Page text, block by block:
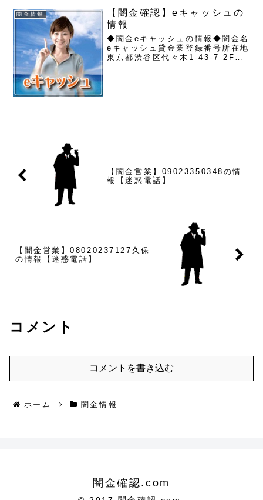
闇金情報
【闇金確認】eキャッシュの
情報
◆闇金eキャッシュの情報◆闇金名
eキャッシュ貸金業登録番号所在地
東京都渋谷区代々木1-43-7 2F連
【闇金営業】09023350348の情
報【迷惑電話】
【闇金営業】08020237127久保
の情報【迷惑電話】
コメント
コメントを書き込む
ホーム 闇金情報
闇金確認.com